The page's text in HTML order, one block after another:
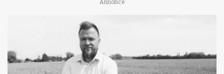
Annonce